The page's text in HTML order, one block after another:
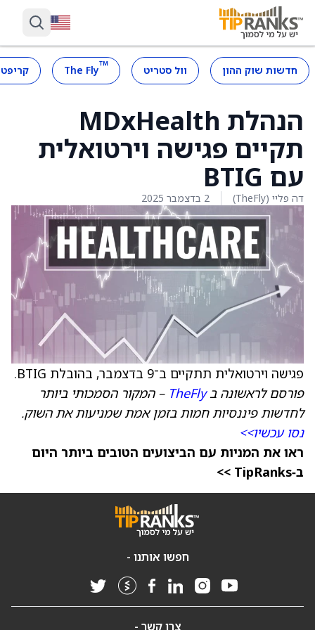
חדשות שוק ההון וול סטריט ™
The Fly
הנהלת MDxHealth
תקיים פגישה וירטואלית
עם BTIG
דה פליי (TheFly) 2 בדצמבר 2025
פגישה וירטואלית תתקיים ב־9 בדצמבר, בהובלת BTIG.
פורסם לראשונה בTheFly – המקור הסמכותי ביותר
לחדשות פיננסיות חמות בזמן אמת שמניעות את השוק.
נסו עכשיו>>
ראו את המניות עם הביצועים הטובים ביותר היום
ב‑TipRanks >>
חפשו אותנו -
צרו קשר -